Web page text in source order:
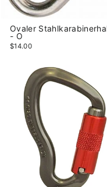
Ovaler
- O
$14.00